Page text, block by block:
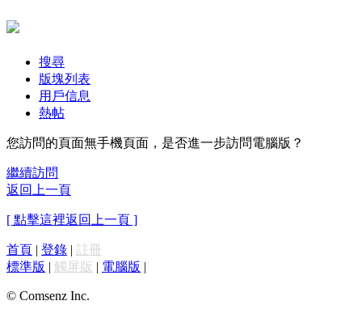
搜尋
版塊列表
用戶信息
熱帖
您訪問的頁面無手機頁面，是否進一步訪問電腦版？
繼續訪問
返回上一頁
[ 點擊這裡返回上一頁 ]
首頁 | 登錄 | 註冊
標準版 | 觸屏版 | 電腦版 |
© Comsenz Inc.